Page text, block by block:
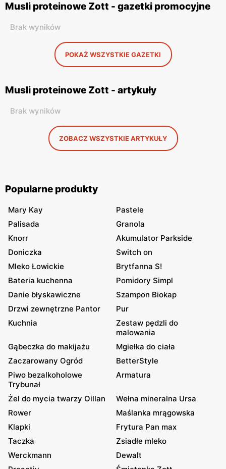
Musli proteinowe Zott - gazetki promocyjne
Brak wyników
POKAŻ WSZYSTKIE GAZETKI
Musli proteinowe Zott - artykuły
Brak wyników
ZOBACZ WSZYSTKIE ARTYKUŁY
Popularne produkty
Mary Kay
Pastele
Palisada
Granola
Knorr
Akumulator Parkside
Doniczka
Switch on
Mleko Łowickie
Brytfanna S!
Bateria kuchenna
Pomidory Simpl
Danie błyskawiczne
Szampon Biokap
Drzwi zewnętrzne Pantor
Pur
Kuchnia
Zestaw pędzli do
malowania
Gąbeczka do makijażu
Mgiełka do ciała
Zaczarowany Ogród
BetterStyle
Piwo bezalkoholowe
Trybunał
Armatura
Żel do mycia twarzy Oillan
Wełna mineralna Ursa
Rower
Maślanka mrągowska
Klapki
Frytura Pan max
Taczka
Zsiadłe mleko
Werckmann
Dewalt